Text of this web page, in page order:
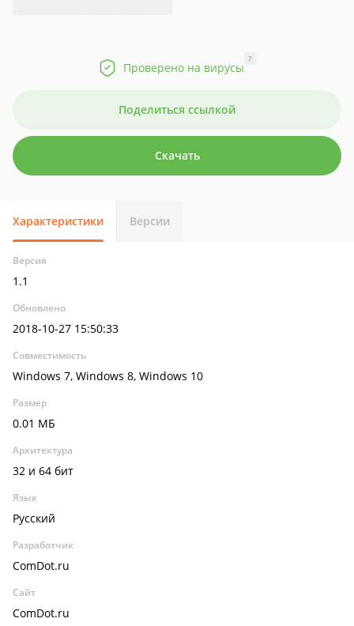
Проверено на вирусы
?
Поделиться ссылкой
Скачать
Характеристики Версии
Версия
1.1
Обновлено
2018-10-27 15:50:33
Совместимость
Windows 7, Windows 8, Windows 10
Размер
0.01 МБ
Архитектура
32 и 64 бит
Язык
Русский
Разработчик
ComDot.ru
Сайт
ComDot.ru